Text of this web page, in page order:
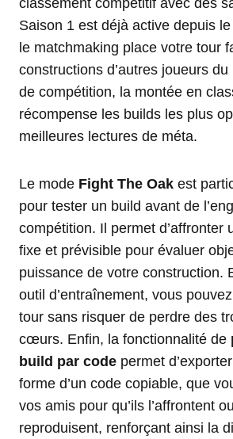
classement compétitif avec des
Saison 1 est déjà active depuis
le matchmaking place votre tour
constructions d’autres joueurs
de compétition, la montée en
récompense les builds les plus
meilleures lectures de méta.
Le mode Fight The Oak est
pour tester un build avant de
compétition. Il permet d’affronter
fixe et prévisible pour évaluer
puissance de votre construction.
outil d’entraînement, vous
tour sans risquer de perdre des
cœurs. Enfin, la fonctionnalité de
build par code permet
forme d’un code copiable, que
vos amis pour qu’ils l’affrontent
reproduisent, renforçant ainsi la